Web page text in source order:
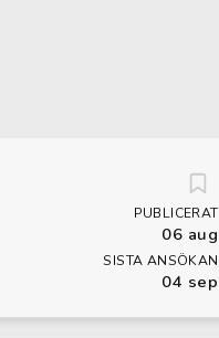
PUBLICERAT
06 aug
SISTA ANSÖKAN
04 sep